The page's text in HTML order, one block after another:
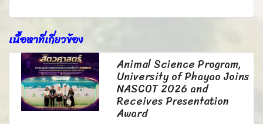
เนื้อหาที่เกี่ยวข้อง
Animal Science Program,
University of Phayao Joins
NASCOT 2026 and
Receives Presentation
Award